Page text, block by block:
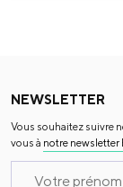
NEWSLETTER
Vous souhaitez suivre
vous à notre newsletter